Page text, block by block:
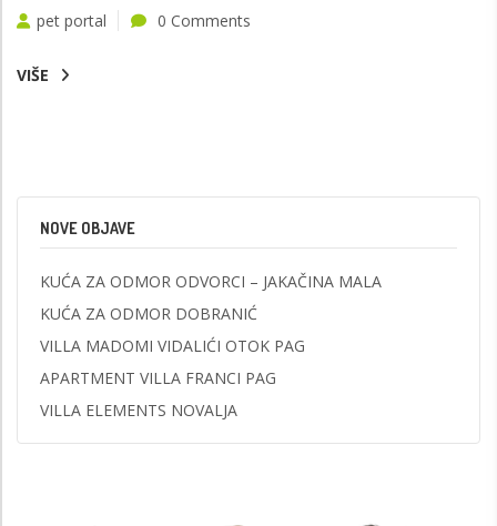
pet portal 0 Comments
VIŠE
NOVE OBJAVE
KUĆA ZA ODMOR ODVORCI – JAKAČINA MALA
KUĆA ZA ODMOR DOBRANIĆ
VILLA MADOMI VIDALIĆI OTOK PAG
APARTMENT VILLA FRANCI PAG
VILLA ELEMENTS NOVALJA